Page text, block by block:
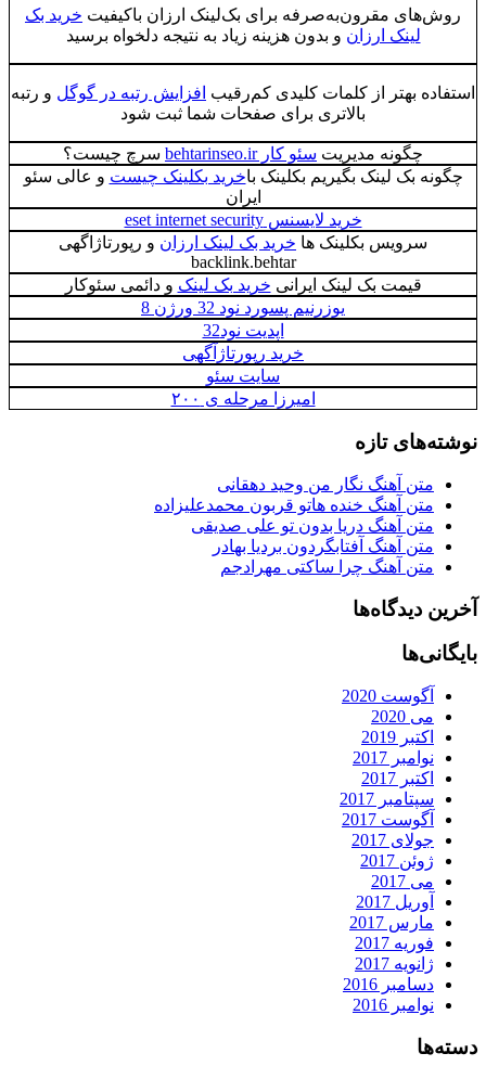
روش‌های مقرون‌به‌صرفه برای بک‌لینک ارزان باکیفیت خرید بک
لینک ارزان و بدون هزینه زیاد به نتیجه دلخواه برسید
استفاده بهتر از کلمات کلیدی کم‌رقیب افزایش رتبه در گوگل و رتبه
بالاتری برای صفحات شما ثبت شود
چگونه مدیریت سئو کار behtarinseo.ir
سرچ چیست؟
چگونه بک لینک بگیریم بکلینک باخرید بکلینک چیست و عالی سئو
ایران
خرید لایسنس eset internet security
سرویس بکلینک ها خرید بک لینک ارزان و رپورتاژاگهی
backlink.behtar
قیمت بک لینک ایرانی خرید بک لینک و دائمی سئوکار
یوزرنیم پسورد نود 32 ورژن 8
اپدیت نود32
خرید رپورتاژآگهی
سایت سئو
امیرزا مرحله ی ۲۰۰
نوشته‌های تازه
متن آهنگ نگار من وحید دهقانی
متن آهنگ خنده هاتو قربون محمدعلیزاده
متن آهنگ دریا بدون تو علی صدیقی
متن آهنگ آفتابگردون بردیا بهادر
متن آهنگ چرا ساکتی مهرادجم
آخرین دیدگاه‌ها
بایگانی‌ها
آگوست 2020
می 2020
اکتبر 2019
نوامبر 2017
اکتبر 2017
سپتامبر 2017
آگوست 2017
جولای 2017
ژوئن 2017
می 2017
آوریل 2017
مارس 2017
فوریه 2017
ژانویه 2017
دسامبر 2016
نوامبر 2016
دسته‌ها